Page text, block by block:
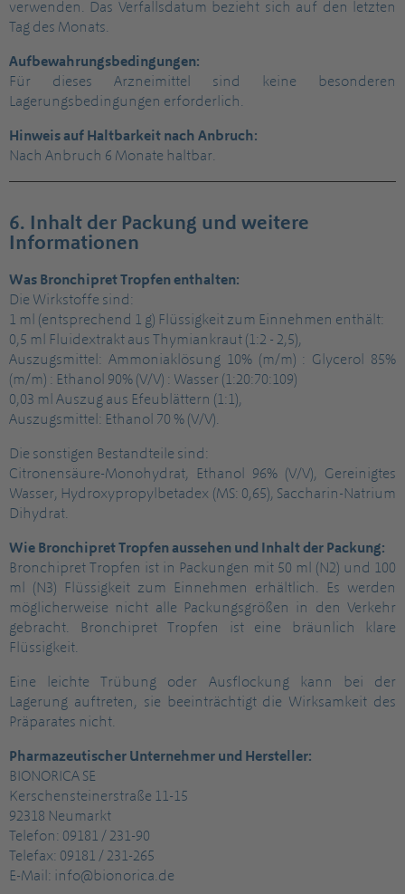
verwenden. Das Verfallsdatum bezieht sich auf den letzten
Tag des Monats.
Aufbewahrungsbedingungen:
Für dieses Arzneimittel sind keine besonderen
Lagerungsbedingungen erforderlich.
Hinweis auf Haltbarkeit nach Anbruch:
Nach Anbruch 6 Monate haltbar.
6. Inhalt der Packung und weitere
Informationen
Was Bronchipret Tropfen enthalten:
Die Wirkstoffe sind:
1 ml (entsprechend 1 g) Flüssigkeit zum Einnehmen enthält:
0,5 ml Fluidextrakt aus Thymiankraut (1:2 - 2,5),
Auszugsmittel: Ammoniaklösung 10% (m/m) : Glycerol 85%
(m/m) : Ethanol 90% (V/V) : Wasser (1:20:70:109)
0,03 ml Auszug aus Efeublättern (1:1),
Auszugsmittel: Ethanol 70 % (V/V).
Die sonstigen Bestandteile sind:
Citronensäure-Monohydrat, Ethanol 96% (V/V), Gereinigtes
Wasser, Hydroxypropylbetadex (MS: 0,65), Saccharin-Natrium
Dihydrat.
Wie Bronchipret Tropfen aussehen und Inhalt der Packung:
Bronchipret Tropfen ist in Packungen mit 50 ml (N2) und 100
ml (N3) Flüssigkeit zum Einnehmen erhältlich. Es werden
möglicherweise nicht alle Packungsgrößen in den Verkehr
gebracht. Bronchipret Tropfen ist eine bräunlich klare
Flüssigkeit.
Eine leichte Trübung oder Ausflockung kann bei der
Lagerung auftreten, sie beeinträchtigt die Wirksamkeit des
Präparates nicht.
Pharmazeutischer Unternehmer und Hersteller:
BIONORICA SE
Kerschensteinerstraße 11-15
92318 Neumarkt
Telefon: 09181 / 231-90
Telefax: 09181 / 231-265
E-Mail: info@bionorica.de